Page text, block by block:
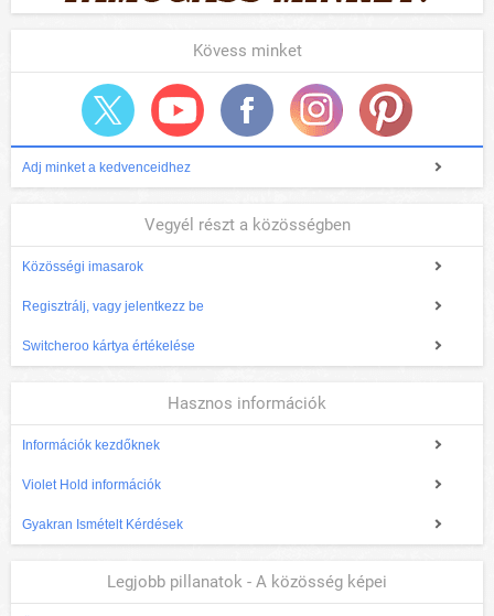
Kövess minket
Adj minket a kedvenceidhez
Vegyél részt a közösségben
Közösségi imasarok
Regisztrálj, vagy jelentkezz be
Switcheroo kártya értékelése
Hasznos információk
Információk kezdőknek
Violet Hold információk
Gyakran Ismételt Kérdések
Legjobb pillanatok - A közösség képei